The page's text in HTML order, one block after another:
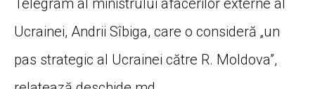
Ucrainei, Andrii Sîbiga, care o consideră „un
pas strategic al Ucrainei către R. Moldova”,